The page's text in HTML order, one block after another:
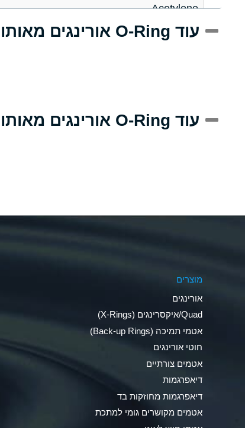
Acetylene
Acrlylonitrile
Aluminum Acetate (Aqueous)
Ammonia Anhydrous
Ammonia Gas (hot)
Ammonium Carbonate (Aqueous)
Ammonium Chloride (Aqueous)
Ammonium Hydroxide (conc.)
עוד O-Ring אורינגים מאותו הגודל
עוד O-Ring אורינגים מאותו החומר
מוצרים
אורינגים
Quad/איקסרינגים (X-Rings)
אטמי תמיכה (Back-up Rings)
חוטי אורינגים
אטמים צורתיים
דיאפרגמות
דיאפרגמות מחוזקות בד
אטמים מקושרים גומי למתכת